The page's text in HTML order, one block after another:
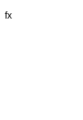
fx